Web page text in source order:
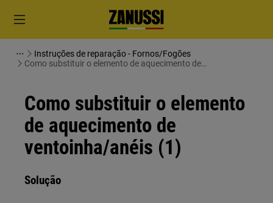
Instruções de reparação - Fornos/Fogões
Como substituir o elemento de aquecimento de
Como substituir o elemento
de aquecimento de
ventoinha/anéis (1)
Solução